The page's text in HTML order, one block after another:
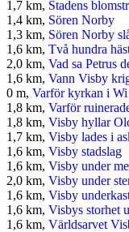
1,7 km, Stadens
1,4 km, Sören Norby
1,3 km, Sören Norby
1,6 km, Två hundra
2,0 km, Vad sa Petrus
1,6 km, Vann Visby
0 m, Varför kyrkan i Wi
1,8 km, Varför
1,8 km, Visby hyllar
1,7 km, Visby lades i
1,6 km, Visby stadslag
1,6 km, Visby under
2,0 km, Visby under
1,6 km, Visby
1,6 km, Visbys storhet
1,6 km, Världsarvet